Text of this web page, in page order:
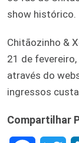
show histórico.
Chitãozinho &
21 de
através do
ingressos
Compartilhar